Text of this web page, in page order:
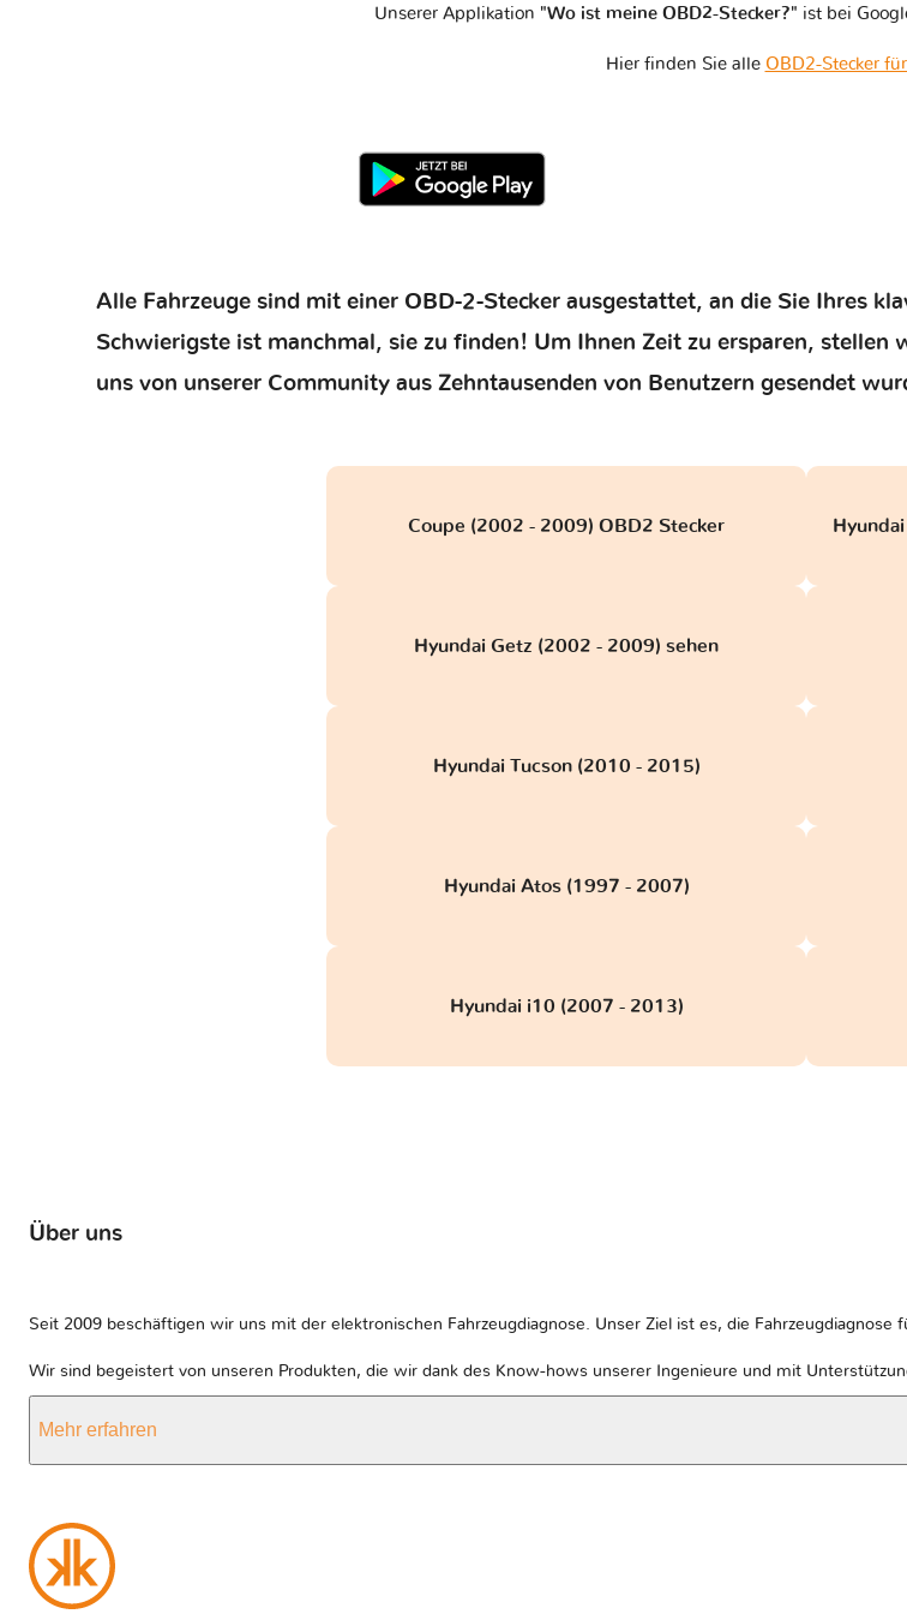
Unserer Applikation "Wo ist meine OBD2-Stecker?" ist bei
Hier finden Sie alle OBD2-Stecker
Alle Fahrzeuge sind mit einer OBD-2-Stecker ausgestattet, an die Sie Ihres
Schwierigste ist manchmal, sie zu finden! Um Ihnen Zeit zu ersparen,
uns von unserer Community aus Zehntausenden von Benutzern gesendet
Coupe (2002 - 2009) OBD2 Stecker
Hyundai Getz (2002 - 2009) sehen
Hyundai Tucson (2010 - 2015)
Hyundai Atos (1997 - 2007)
Hyundai i10 (2007 - 2013)
Über uns
Seit 2009 beschäftigen wir uns mit der elektronischen Fahrzeugdiagnose. Unser Ziel ist es, die Fahrzeugdiagnose
Wir sind begeistert von unseren Produkten, die wir dank des Know-hows unserer Ingenieure und mit
Mehr erfahren